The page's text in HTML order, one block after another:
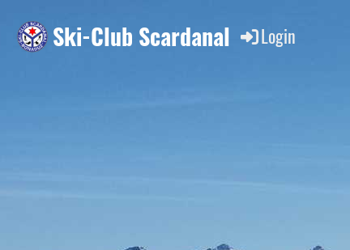
Login
Ski-Club Scardanal